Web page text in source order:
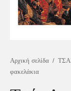
Αρχική σελίδα /
φακελάκια